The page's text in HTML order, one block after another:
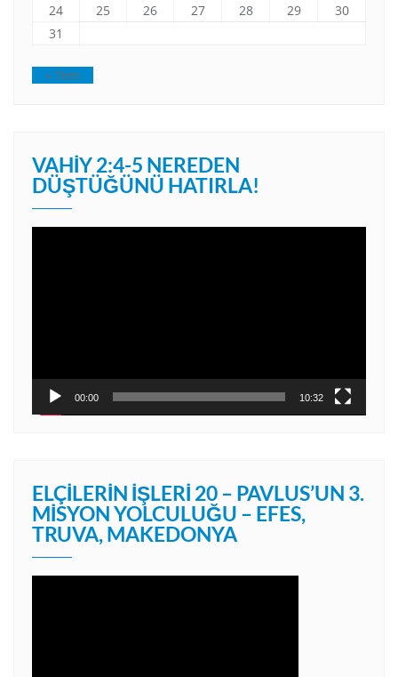
24
25 26 27 28 29
30
31
« Tem
VAHIY 2:4-5 NEREDEN
DÜŞTÜĞÜNÜ HATIRLA!
00:00 10:32
ELÇILERIN İŞLERI 20 – PAVLUS’UN 3.
MISYON YOLCULUĞU – EFES,
TRUVA, MAKEDONYA